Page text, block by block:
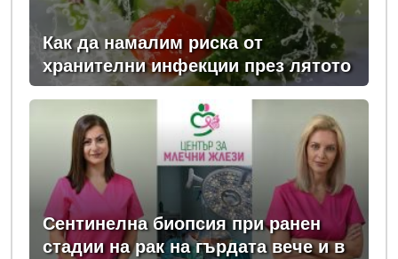
Как да намалим риска от
хранителни инфекции през лятото
Сентинелна биопсия при ранен
стадии на рак на гърдата вече и в